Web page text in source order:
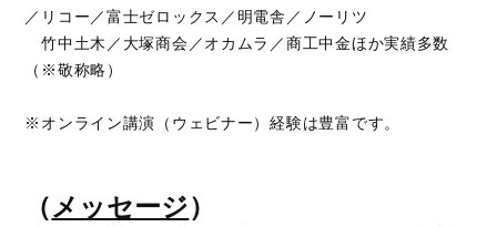
／リコー／富士ゼロックス／明電舎／ノーリツ
竹中土木／大塚商会／オカムラ／商工中金ほか実績多数
（※敬称略）
※オンライン講演（ウェビナー）経験は豊富です。
（メッセージ）